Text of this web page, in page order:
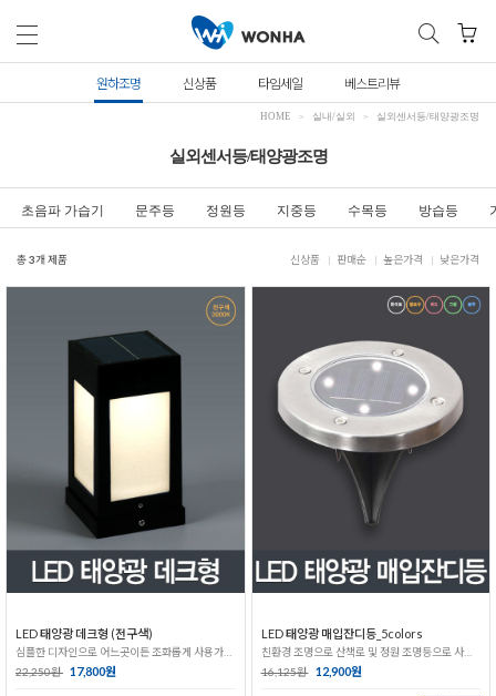
원하조명 신상품 타임세일 베스트리뷰
HOME 실내/실외 실외센서등/태양광조명
실외센서등/태양광조명
초음파 가습기 문주등 정원등 지중등 수목등 방습등
총3개 제품 신상품 판매순 높은가격 낮은가격
LED 태양광 데크형 (전구색)
22,250원 17,800원
LED 태양광 매입잔디등_5colors
친환경 조명으로 산책로 및 정원 조명등으로 사용가능
16,125원 12,900원